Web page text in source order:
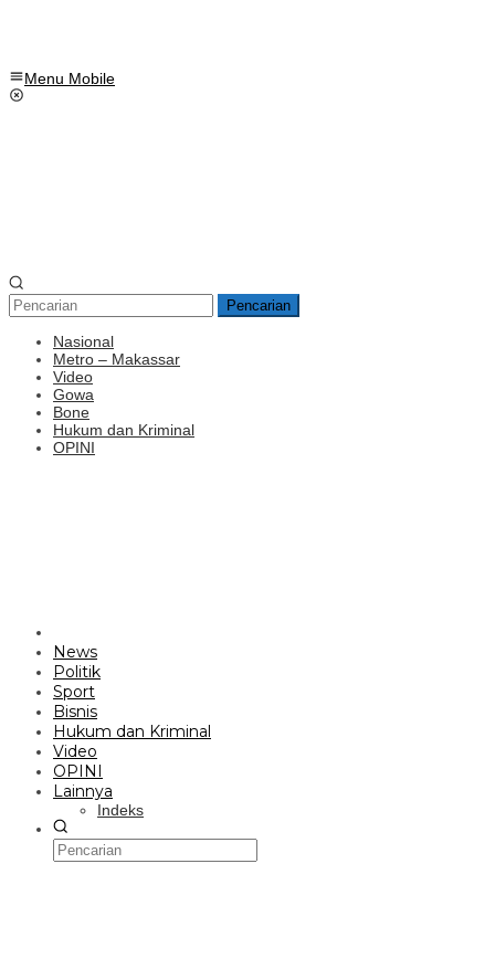
Menu Mobile
Pencarian
Nasional
Metro – Makassar
Video
Gowa
Bone
Hukum dan Kriminal
OPINI
News
Politik
Sport
Bisnis
Hukum dan Kriminal
Video
OPINI
Lainnya
Indeks